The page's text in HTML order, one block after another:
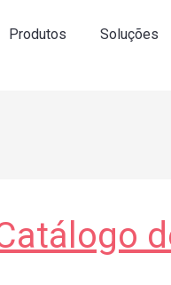
Produtos Soluções